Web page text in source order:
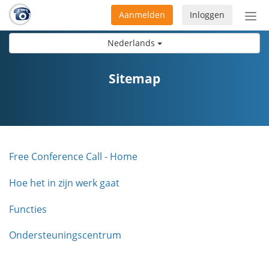
Nederlands
Inloggen
Aanmelden
Sitemap
Free Conference Call - Home
Hoe het in zijn werk gaat
Functies
Ondersteuningscentrum